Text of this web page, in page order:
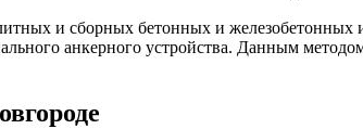
и сборных бетонных и железобетонных
анкерного устройства. Данным